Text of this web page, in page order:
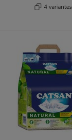
4 variantes